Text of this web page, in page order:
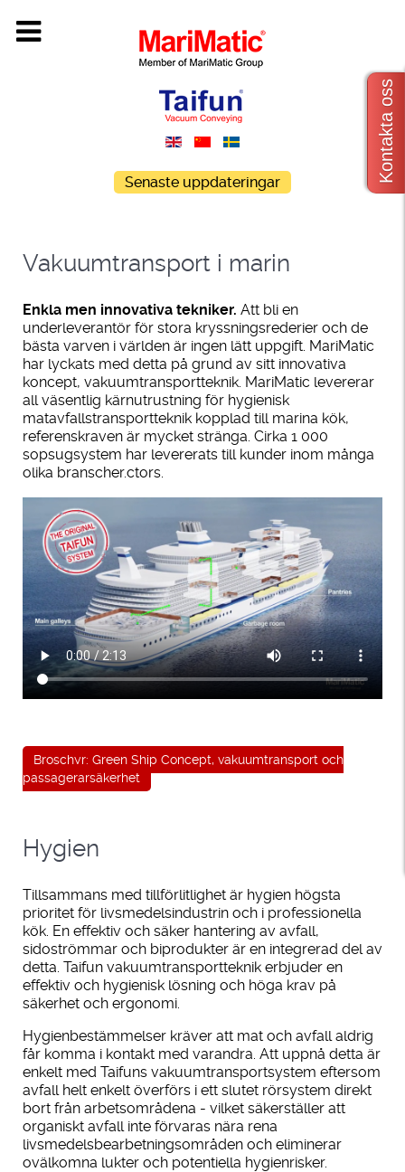
Senaste uppdateringar
Vakuumtransport i marin
Enkla men innovativa tekniker. Att bli en
underleverantör för stora kryssningsrederier och de
bästa varven i världen är ingen lätt uppgift. MariMatic
har lyckats med detta på grund av sitt innovativa
koncept, vakuumtransportteknik. MariMatic levererar
all väsentlig kärnutrustning för hygienisk
matavfallstransportteknik kopplad till marina kök,
referenskraven är mycket stränga. Cirka 1 000
sopsugsystem har levererats till kunder inom många
olika branscher.ctors.
Broschyr: Green Ship Concept, vakuumtransport och
passagerarsäkerhet
Hygien
Tillsammans med tillförlitlighet är hygien högsta
prioritet för livsmedelsindustrin och i professionella
kök. En effektiv och säker hantering av avfall,
sidoströmmar och biprodukter är en integrerad del av
detta. Taifun vakuumtransportteknik erbjuder en
effektiv och hygienisk lösning och höga krav på
säkerhet och ergonomi.
Hygienbestämmelser kräver att mat och avfall aldrig
får komma i kontakt med varandra. Att uppnå detta är
enkelt med Taifuns vakuumtransportsystem eftersom
avfall helt enkelt överförs i ett slutet rörsystem direkt
bort från arbetsområdena - vilket säkerställer att
organiskt avfall inte förvaras nära rena
livsmedelsbearbetningsområden och eliminerar
ovälkomna lukter och potentiella hygienrisker.
Kontakta oss